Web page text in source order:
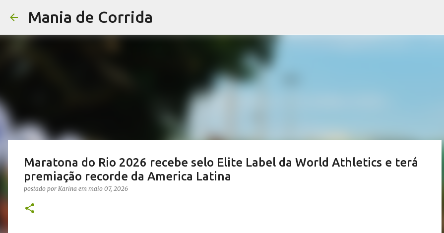
Mania de Corrida
Maratona do Rio 2026 recebe selo Elite Label da World Athletics e terá
premiação recorde da America Latina
postado por Karina em maio 07, 2026